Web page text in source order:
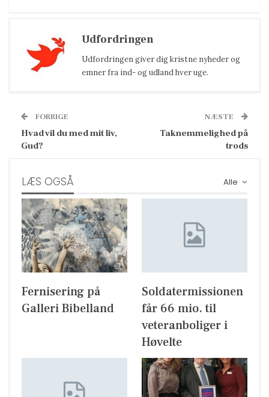
Udfordringen
Udfordringen giver dig kristne nyheder og
emner fra ind- og udland hver uge.
FORRIGE
Hvad vil du med mit liv,
Gud?
NÆSTE
Taknemmelighed på
trods
Alle
LÆS OGSÅ
Fernisering på
Galleri Bibelland
Soldatermissionen
får 66 mio. til
veteranboliger i
Høvelte